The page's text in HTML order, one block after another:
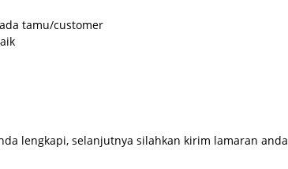
tamu/customer
lengkapi, selanjutnya silahkan kirim lamaran anda